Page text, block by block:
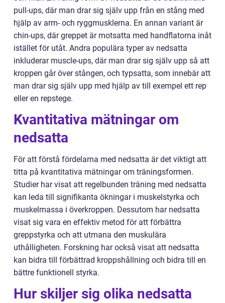
pull-ups, där man drar sig själv upp från en stång med
hjälp av arm- och ryggmusklerna. En annan variant är
chin-ups, där greppet är motsatta med handflatorna inåt
istället för utåt. Andra populära typer av nedsatta
inkluderar muscle-ups, där man drar sig själv upp så att
kroppen går över stången, och typsatta, som innebär att
man drar sig själv upp med hjälp av till exempel ett rep
eller en repstege.
Kvantitativa mätningar om
nedsatta
För att förstå fördelarna med nedsatta är det viktigt att
titta på kvantitativa mätningar om träningsformen.
Studier har visat att regelbunden träning med nedsatta
kan leda till signifikanta ökningar i muskelstyrka och
muskelmassa i överkroppen. Dessutom har nedsatta
visat sig vara en effektiv metod för att förbättra
greppstyrka och att utmana den muskulära
uthålligheten. Forskning har också visat att nedsatta
kan bidra till förbättrad kroppshållning och bidra till en
bättre funktionell styrka.
Hur skiljer sig olika nedsatta